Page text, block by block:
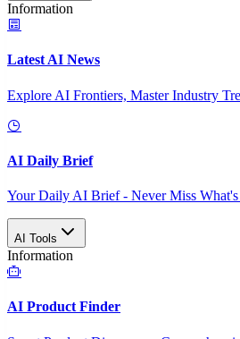
Information
Latest AI News
Explore AI Frontiers, Master Industry
AI Daily Brief
Your Daily AI Brief - Never Miss
AI Tools
Information
AI Product Finder